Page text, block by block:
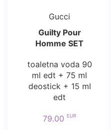
Gucci
Guilty Pour
Homme SET
toaletna voda 90
ml edt + 75 ml
deostick + 15 ml
edt
79.00 EUR